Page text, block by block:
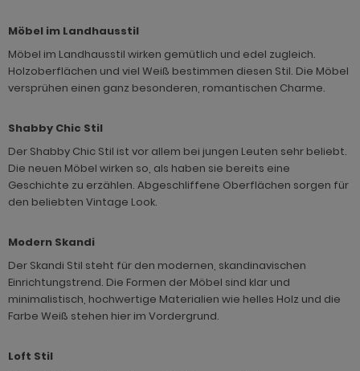
Möbel im Landhausstil
Möbel im Landhausstil wirken gemütlich und edel zugleich.
Holzoberflächen und viel Weiß bestimmen diesen Stil. Die Möbel
versprühen einen ganz besonderen, romantischen Charme.
Shabby Chic Stil
Der Shabby Chic Stil ist vor allem bei jungen Leuten sehr beliebt.
Die neuen Möbel wirken so, als haben sie bereits eine
Geschichte zu erzählen. Abgeschliffene Oberflächen sorgen für
den beliebten Vintage Look.
Modern Skandi
Der Skandi Stil steht für den modernen, skandinavischen
Einrichtungstrend. Die Formen der Möbel sind klar und
minimalistisch, hochwertige Materialien wie helles Holz und die
Farbe Weiß stehen hier im Vordergrund.
Loft Stil